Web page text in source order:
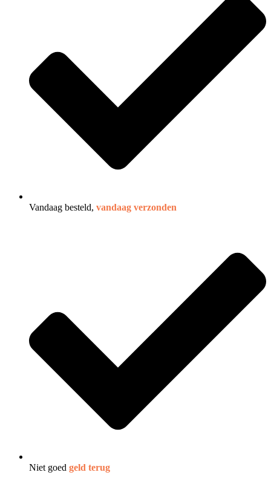
Vandaag besteld, vandaag verzonden
Niet goed geld terug